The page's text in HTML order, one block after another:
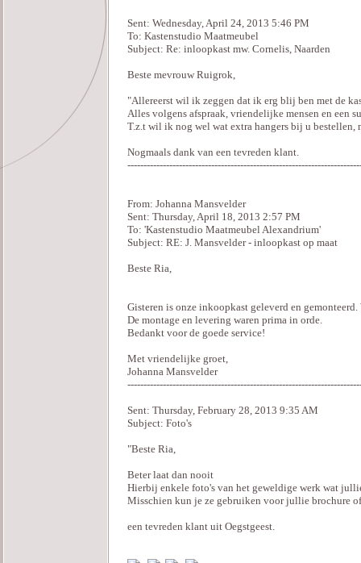
Sent: Wednesday, April 24, 2013 5:46 PM
To: Kastenstudio Maatmeubel
Subject: Re: inloopkast mw. Cornelis, Naarden
Beste mevrouw Ruigrok,
"Allereerst wil ik zeggen dat ik erg blij ben met de
Alles volgens afspraak, vriendelijke mensen en een
T.z.t wil ik nog wel wat extra hangers bij u bestellen,
Nogmaals dank van een tevreden klant.
From: Johanna Mansvelder
Sent: Thursday, April 18, 2013 2:57 PM
To: 'Kastenstudio Maatmeubel Alexandrium'
Subject: RE: J. Mansvelder - inloopkast op maat
Beste Ria,
Gisteren is onze inkoopkast geleverd en
De montage en levering waren prima in orde.
Bedankt voor de goede service!
Met vriendelijke groet,
Johanna Mansvelder
Sent: Thursday, February 28, 2013 9:35 AM
Subject: Foto's
"Beste Ria,
Beter laat dan nooit
Hierbij enkele foto's van het geweldige werk wat
Misschien kun je ze gebruiken voor jullie brochure
een tevreden klant uit Oegstgeest.